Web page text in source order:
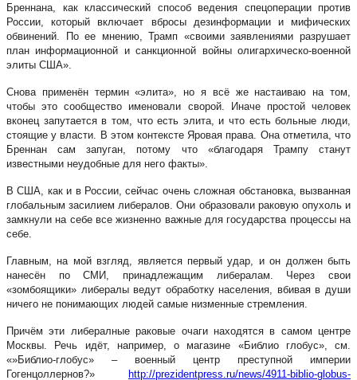
Бреннана, как классический способ ведения спецоперации против
России, который включает вбросы дезинформации и мифических
обвинений. По ее мнению, Трамп «своими заявлениями разрушает
план информационной и санкционной войны олигархическо-военной
элиты США».
Снова применён термин «элита», но я всё же настаиваю на том,
чтобы это сообщество именовали сворой. Иначе простой человек
вконец запутается в том, что есть элита, и что есть больные люди,
стоящие у власти. В этом контексте Яровая права. Она отметила, что
Бреннан сам запуган, потому что «благодаря Трампу станут
известными неудобные для него факты».
В США, как и в России, сейчас очень сложная обстановка, вызванная
глобальным засилием либералов. Они образовали раковую опухоль и
замкнули на себе все жизненно важные для государства процессы на
себе.
Главным, на мой взгляд, является первый удар, и он должен быть
нанесён по СМИ, принадлежащим либералам. Через свои
«зомбоящики» либералы ведут обработку населения, вбивая в души
ничего не понимающих людей самые низменные стремления.
Причём эти либералные раковые очаги находятся в самом центре
Москвы. Речь идёт, например, о магазине «Библио глобус», см.
«»Библио-глобус» – военный центр преступной империи
Гогенцоллернов?»
http://prezidentpress.ru/news/4911-biblio-globus-